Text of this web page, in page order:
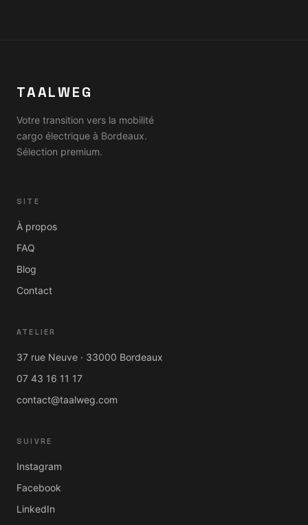
TAALWEG
Votre transition vers la mobilité
cargo électrique à Bordeaux.
Sélection premium.
SITE
À propos
FAQ
Blog
Contact
ATELIER
37 rue Neuve · 33000 Bordeaux
07 43 16 11 17
contact@taalweg.com
SUIVRE
Instagram
Facebook
LinkedIn